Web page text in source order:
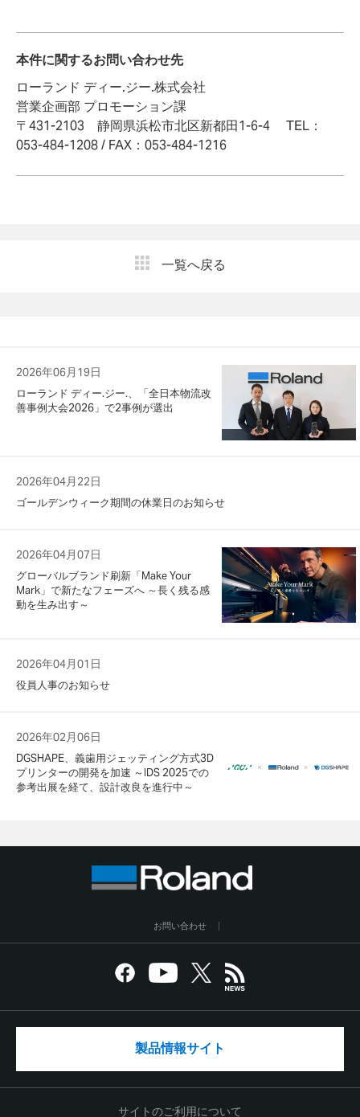
本件に関するお問い合わせ先
ローランド ディー.ジー.株式会社
営業企画部 プロモーション課
〒431-2103 静岡県浜松市北区新都田1-6-4 TEL：
053-484-1208 / FAX：053-484-1216
一覧へ戻る
2026年06月19日
ローランド ディー.ジー.、「全日本物流改
善事例大会2026」で2事例が選出
2026年04月22日
ゴールデンウィーク期間の休業日のお知らせ
2026年04月07日
グローバルブランド刷新「Make Your
Mark」で新たなフェーズへ ～長く残る感
動を生み出す～
2026年04月01日
役員人事のお知らせ
2026年02月06日
DGSHAPE、義歯用ジェッティング方式3D
プリンターの開発を加速 ～IDS 2025での
参考出展を経て、設計改良を進行中～
お問い合わせ
製品情報サイト
サイトのご利用について